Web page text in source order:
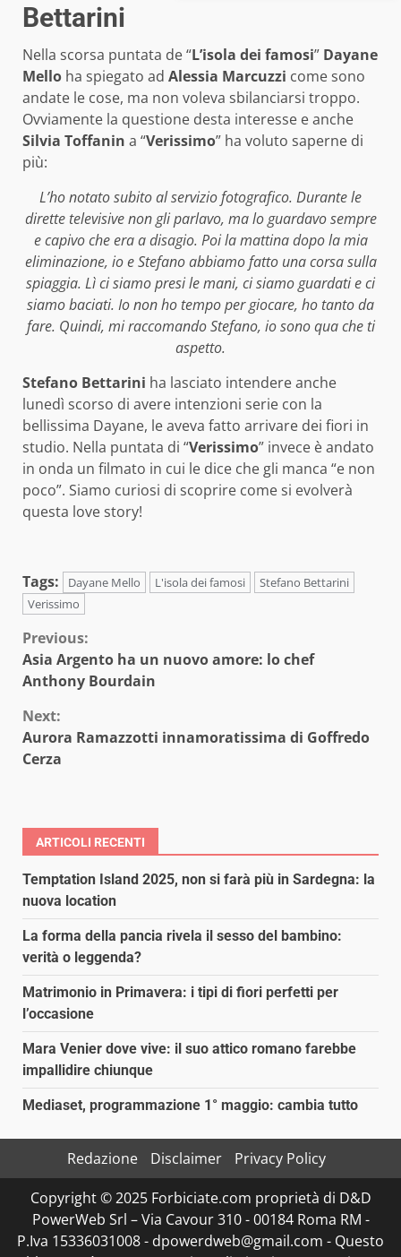
Bettarini
Nella scorsa puntata de “L’isola dei famosi” Dayane
Mello ha spiegato ad Alessia Marcuzzi come sono
andate le cose, ma non voleva sbilanciarsi troppo.
Ovviamente la questione desta interesse e anche
Silvia Toffanin a “Verissimo” ha voluto saperne di
più:
L’ho notato subito al servizio fotografico. Durante le
dirette televisive non gli parlavo, ma lo guardavo sempre
e capivo che era a disagio. Poi la mattina dopo la mia
eliminazione, io e Stefano abbiamo fatto una corsa sulla
spiaggia. Lì ci siamo presi le mani, ci siamo guardati e ci
siamo baciati. Io non ho tempo per giocare, ho tanto da
fare. Quindi, mi raccomando Stefano, io sono qua che ti
aspetto.
Stefano Bettarini ha lasciato intendere anche
lunedì scorso di avere intenzioni serie con la
bellissima Dayane, le aveva fatto arrivare dei fiori in
studio. Nella puntata di “Verissimo” invece è andato
in onda un filmato in cui le dice che gli manca “e non
poco”. Siamo curiosi di scoprire come si evolverà
questa love story!
Tags: Dayane Mello L'isola dei famosi
Stefano Bettarini
Verissimo
Continue
Reading
Previous:
Asia Argento ha un nuovo amore: lo chef
Anthony Bourdain
Next:
Aurora Ramazzotti innamoratissima di Goffredo
Cerza
ARTICOLI RECENTI
Temptation Island 2025, non si farà più in Sardegna: la
nuova location
La forma della pancia rivela il sesso del bambino:
verità o leggenda?
Matrimonio in Primavera: i tipi di fiori perfetti per
l’occasione
Mara Venier dove vive: il suo attico romano farebbe
impallidire chiunque
Mediaset, programmazione 1° maggio: cambia tutto
Redazione Disclaimer
Privacy Policy
Copyright © 2025 Forbiciate.com proprietà di D&D
PowerWeb Srl – Via Cavour 310 - 00184 Roma RM -
P.Iva 15336031008 - dpowerdweb@gmail.com - Questo